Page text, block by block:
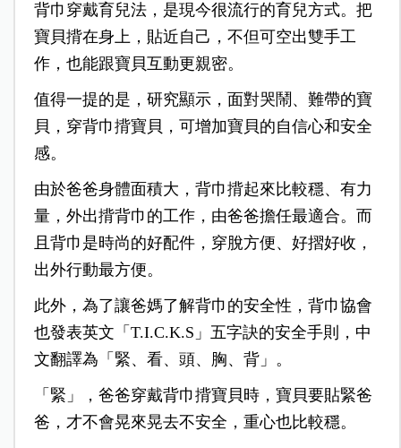
背巾穿戴育兒法，是現今很流行的育兒方式。把
寶貝揹在身上，貼近自己， 不但可空出雙手工
作，也能跟寶貝互動更親密。
值得一提的是，研究顯示，面對哭鬧、難帶的寶
貝，穿背巾揹寶貝，可增加寶貝的自信心和安全
感。
由於爸爸身體面積大，背巾揹起來比較穩、有力
量，外出揹背巾的工作，由爸爸擔任最適合。而
且背巾是時尚的好配件，穿脫方便、好摺好收，
出外行動最方便。
此外，為了讓爸媽了解背巾的安全性，背巾協會
也發表英文「T.I.C.K.S」五字訣的安全手則，中
文翻譯為「緊、看、頭、胸、背」。
「緊」，爸爸穿戴背巾揹寶貝時，寶貝要貼緊爸
爸，才不會晃來晃去不安全，重心也比較穩。